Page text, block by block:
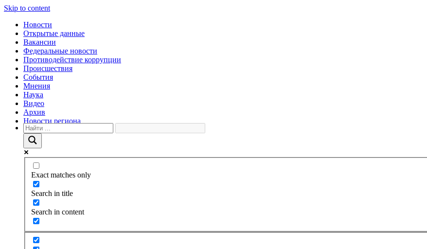
Skip to content
Новости
Открытые данные
Вакансии
Федеральные новости
Противодействие коррупции
Происшествия
События
Мнения
Наука
Видео
Архив
Новости региона
Exact matches only
Search in title
Search in content